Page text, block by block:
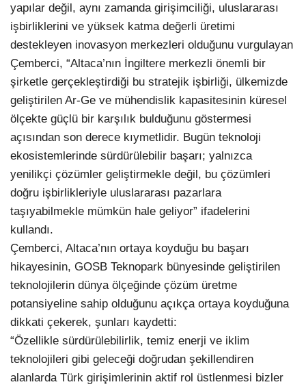
Instagram
Youtube
yapılar değil, aynı zamanda girişimciliği, uluslararası
işbirliklerini ve yüksek katma değerli üretimi
destekleyen inovasyon merkezleri olduğunu vurgulayan
Çemberci, “Altaca’nın İngiltere merkezli önemli bir
şirketle gerçekleştirdiği bu stratejik işbirliği, ülkemizde
geliştirilen Ar-Ge ve mühendislik kapasitesinin küresel
ölçekte güçlü bir karşılık bulduğunu göstermesi
açısından son derece kıymetlidir. Bugün teknoloji
ekosistemlerinde sürdürülebilir başarı; yalnızca
yenilikçi çözümler geliştirmekle değil, bu çözümleri
doğru işbirlikleriyle uluslararası pazarlara
taşıyabilmekle mümkün hale geliyor” ifadelerini
kullandı.
Çemberci, Altaca’nın ortaya koyduğu bu başarı
hikayesinin, GOSB Teknopark bünyesinde geliştirilen
teknolojilerin dünya ölçeğinde çözüm üretme
potansiyeline sahip olduğunu açıkça ortaya koyduğuna
dikkati çekerek, şunları kaydetti:
“Özellikle sürdürülebilirlik, temiz enerji ve iklim
teknolojileri gibi geleceği doğrudan şekillendiren
alanlarda Türk girişimlerinin aktif rol üstlenmesi bizler